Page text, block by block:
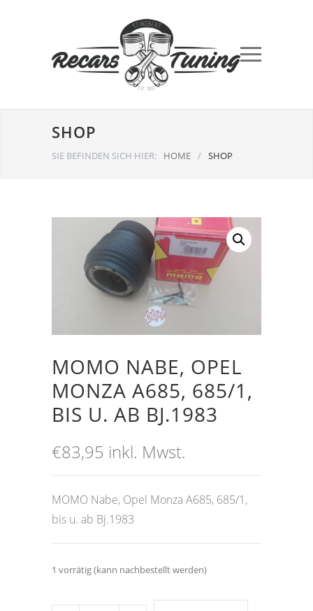
SHOP
SIE BEFINDEN SICH HIER: HOME / SHOP
MOMO NABE, OPEL
MONZA A685, 685/1,
BIS U. AB BJ.1983
€83,95 inkl. Mwst.
MOMO Nabe, Opel Monza A685, 685/1,
bis u. ab Bj.1983
1 vorrätig (kann nachbestellt werden)